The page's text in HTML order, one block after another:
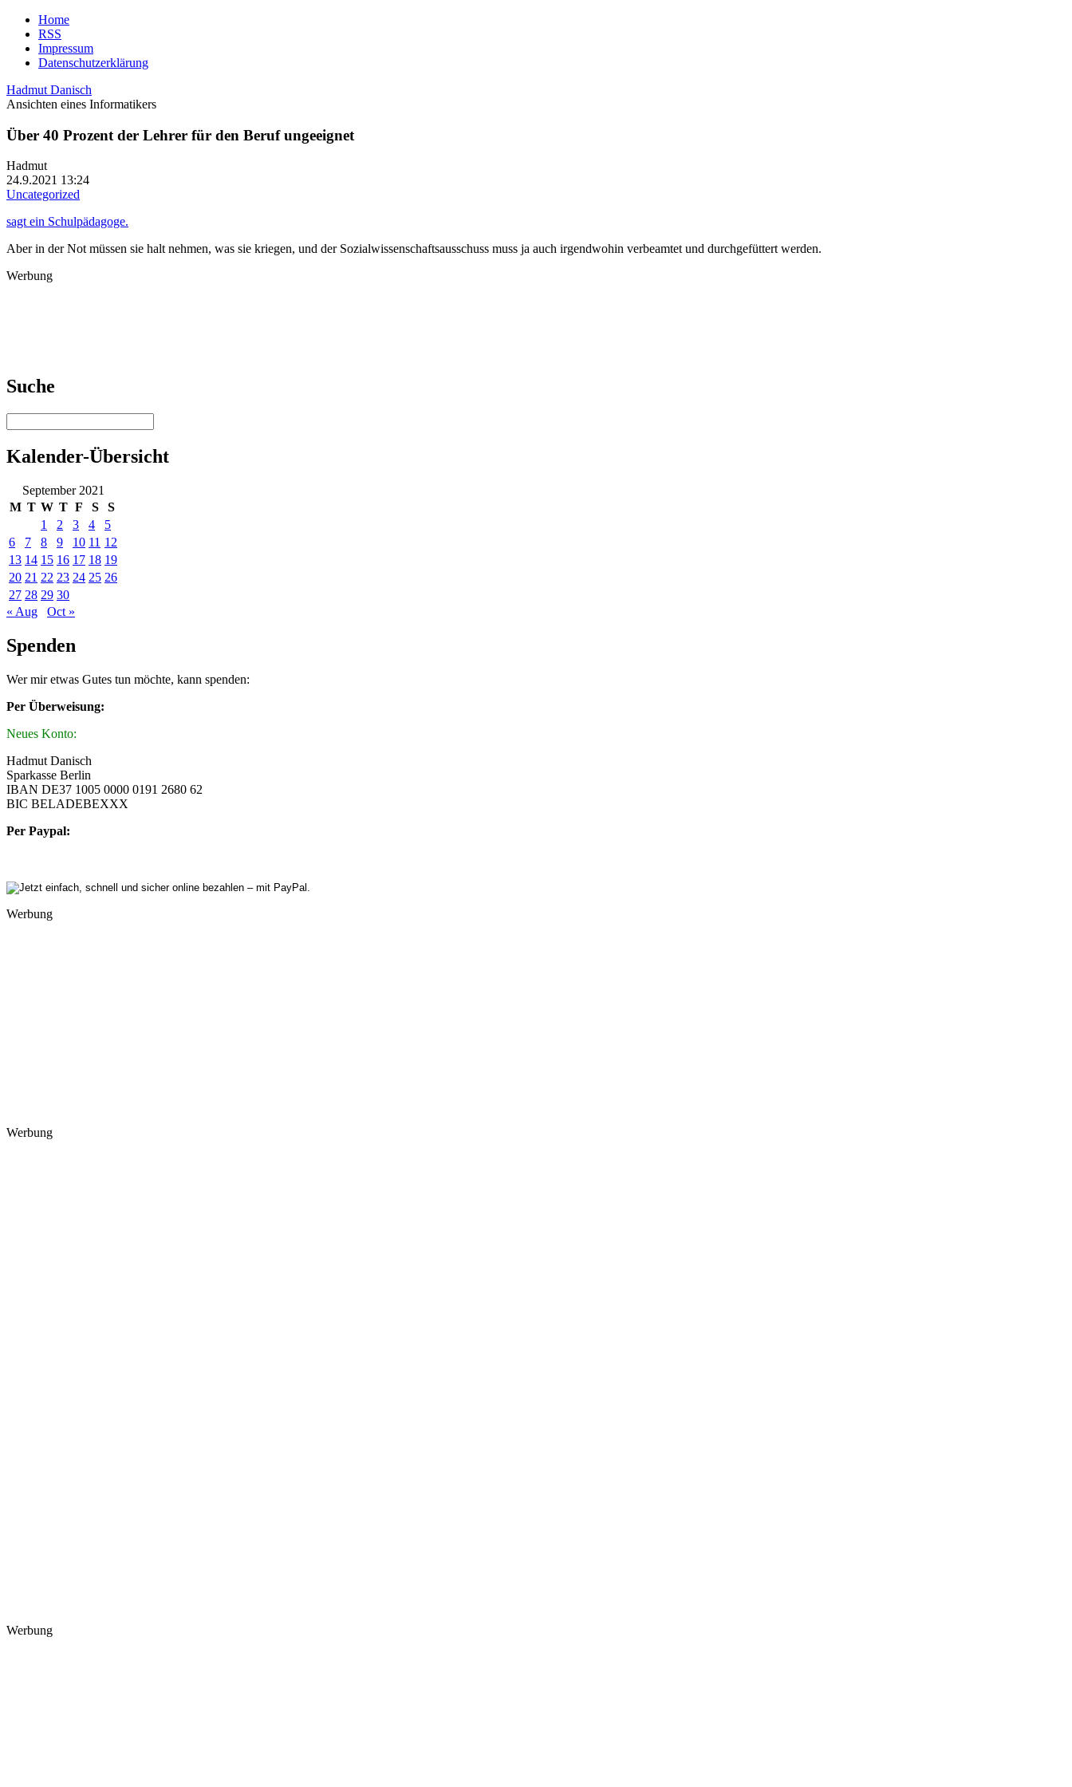
Home
RSS
Impressum
Datenschutzerklärung
Hadmut Danisch
Ansichten eines Informatikers
Über 40 Prozent der Lehrer für den Beruf ungeeignet
Hadmut
24.9.2021 13:24
Uncategorized
sagt ein Schulpädagoge.
Aber in der Not müssen sie halt nehmen, was sie kriegen, und der Sozialwissenschaftsausschuss muss ja auch irgendwohin verbeamtet und durchgefüttert werden.
Werbung
Suche
Kalender-Übersicht
September 2021
M T W T F S
S
1
2 3 4
5
6
7 8 9 10 11 12
13 14 15 16 17 18 19
20 21 22 23 24 25 26
27 28 29 30
« Aug
Oct »
Spenden
Wer mir etwas Gutes tun möchte, kann spenden:
Per Überweisung:
Neues Konto:
Hadmut Danisch
Sparkasse Berlin
IBAN DE37 1005 0000 0191 2680 62
BIC BELADEBEXXX
Per Paypal:
Werbung
Werbung
Werbung